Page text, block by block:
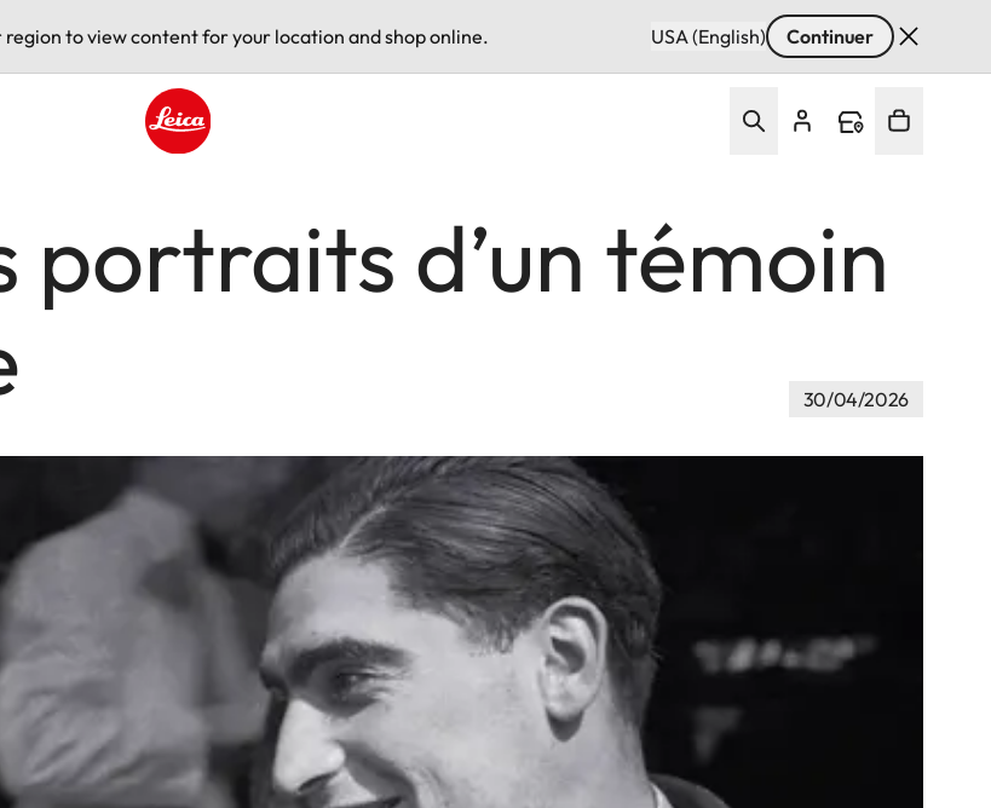
to view content for your location and shop online. USA (English) Continuer
portraits d’un témoin
30/04/2026